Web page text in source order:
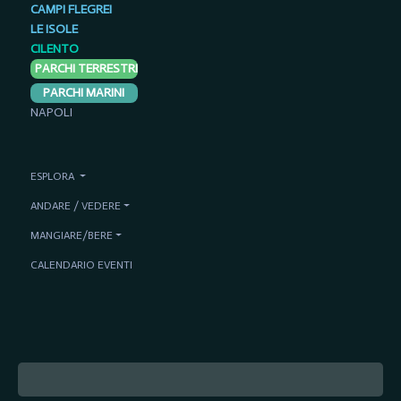
CAMPI FLEGREI
LE ISOLE
CILENTO
PARCHI TERRESTRI
PARCHI MARINI
NAPOLI
ESPLORA
ANDARE / VEDERE
MANGIARE/BERE
CALENDARIO EVENTI